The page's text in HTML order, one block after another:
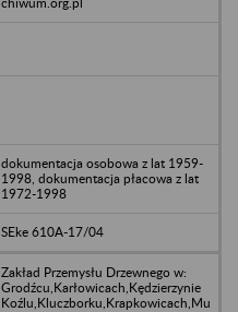
dokumentacja osobowa z lat 1959-
1998, dokumentacja płacowa z lat
1972-1998
SEke 610A-17/04
Zakład Przemysłu Drzewnego w:
Grodźcu,Karłowicach,Kędzierzynie
Koźlu,Kluczborku,Krapkowicach,Mu